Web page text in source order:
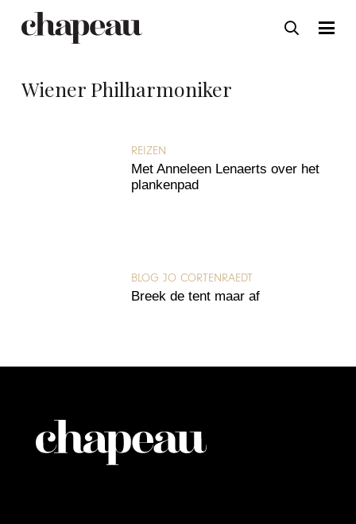
Wiener Philharmoniker
REIZEN
Met Anneleen Lenaerts over het
plankenpad
BLOG JO CORTENRAEDT
Breek de tent maar af